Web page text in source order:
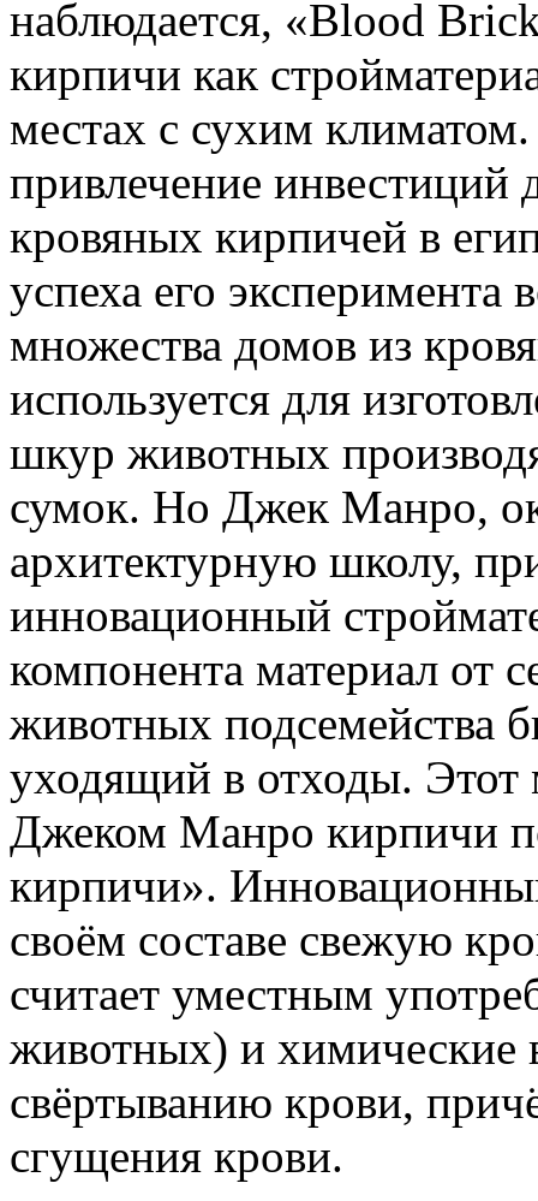
наблюдается, «Blood
кирпичи как
местах с сухим
привлечение инвестиций
кровяных кирпичей в
успеха его эксперимента
множества домов из
используется для
шкур животных
сумок. Но Джек Манро,
архитектурную школу,
инновационный
компонента материал от
животных подсемейства
уходящий в отходы. Этот
Джеком Манро кирпичи
кирпичи».
своём составе свежую
считает уместным
животных) и химические
свёртыванию крови,
сгущения крови.